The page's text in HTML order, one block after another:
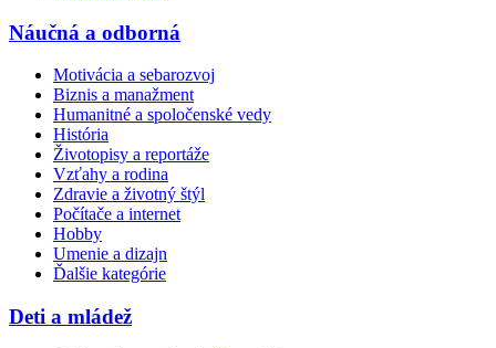
Náučná a odborná
Motivácia a sebarozvoj
Biznis a manažment
Humanitné a spoločenské vedy
História
Životopisy a reportáže
Vzťahy a rodina
Zdravie a životný štýl
Počítače a internet
Hobby
Umenie a dizajn
Ďalšie kategórie
Deti a mládež